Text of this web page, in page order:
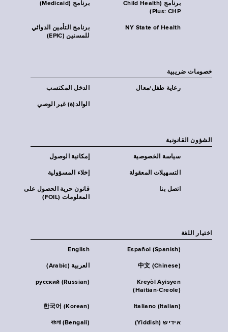
برنامج (Medicaid)
برنامج (Child Health
Plus: CHP)
برنامج التأمين الدوائي
للمسنين (EPIC)
NY State of Health
خصومات ضريبية
الدخل المكتسب رعاية طفل/معال
الوالد(ة) غير الوصي
الشؤون القانونية
إمكانية الوصول سياسة الخصوصية
إخلاء المسؤولية التسهيلات المعقولة
قانون حرية الحصول على
المعلومات (FOIL)
اتصل بنا
اختيار اللغة
English Español (Spanish)
العربية (Arabic) 中文 (Chinese)
русский (Russian)
Kreyòl Ayisyen
(Haitian-Creole)
한국어 (Korean) Italiano (Italian)
বাংলা (Bengali) אידיש (Yiddish)